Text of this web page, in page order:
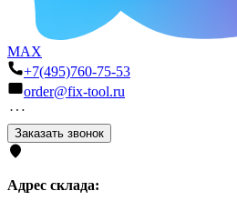
MAX
+7(495)760-75-53
order@fix-tool.ru
Заказать звонок
Адрес склада: